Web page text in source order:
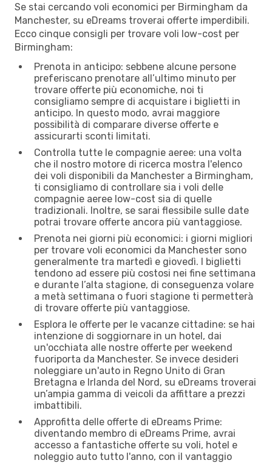
Se stai cercando voli economici per Birmingham da
Manchester, su eDreams troverai offerte imperdibili.
Ecco cinque consigli per trovare voli low-cost per
Birmingham:
Prenota in anticipo: sebbene alcune persone
preferiscano prenotare all’ultimo minuto per
trovare offerte più economiche, noi ti
consigliamo sempre di acquistare i biglietti in
anticipo. In questo modo, avrai maggiore
possibilità di comparare diverse offerte e
assicurarti sconti limitati.
Controlla tutte le compagnie aeree: una volta
che il nostro motore di ricerca mostra l'elenco
dei voli disponibili da Manchester a Birmingham,
ti consigliamo di controllare sia i voli delle
compagnie aeree low-cost sia di quelle
tradizionali. Inoltre, se sarai flessibile sulle date
potrai trovare offerte ancora più vantaggiose.
Prenota nei giorni più economici: i giorni migliori
per trovare voli economici da Manchester sono
generalmente tra martedì e giovedì. I biglietti
tendono ad essere più costosi nei fine settimana
e durante l’alta stagione, di conseguenza volare
a metà settimana o fuori stagione ti permetterà
di trovare offerte più vantaggiose.
Esplora le offerte per le vacanze cittadine: se hai
intenzione di soggiornare in un hotel, dai
un'occhiata alle nostre offerte per weekend
fuoriporta da Manchester. Se invece desideri
noleggiare un'auto in Regno Unito di Gran
Bretagna e Irlanda del Nord, su eDreams troverai
un’ampia gamma di veicoli da affittare a prezzi
imbattibili.
Approfitta delle offerte di eDreams Prime:
diventando membro di eDreams Prime, avrai
accesso a fantastiche offerte su voli, hotel e
noleggio auto tutto l'anno, con il vantaggio